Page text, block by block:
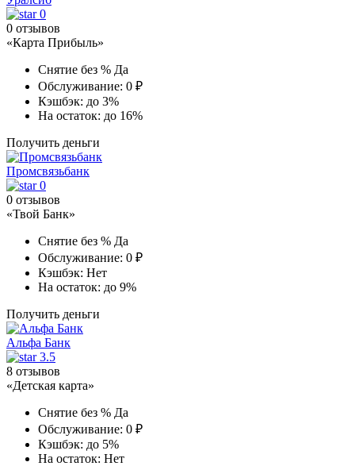
0
0 отзывов
«Карта Прибыль»
Снятие без % Да
Обслуживание: 0 ₽
Кэшбэк: до 3%
На остаток: до 16%
Получить деньги
Промсвязьбанк
0
0 отзывов
«Твой Банк»
Снятие без % Да
Обслуживание: 0 ₽
Кэшбэк: Нет
На остаток: до 9%
Получить деньги
Альфа Банк
3.5
8 отзывов
«Детская карта»
Снятие без % Да
Обслуживание: 0 ₽
Кэшбэк: до 5%
На остаток: Нет